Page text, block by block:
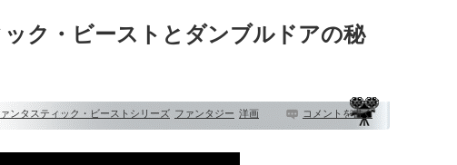
ック・ビーストとダンブルドアの秘
ンタスティック・ビーストシリーズ ファンタジー 洋画 コメントを書く